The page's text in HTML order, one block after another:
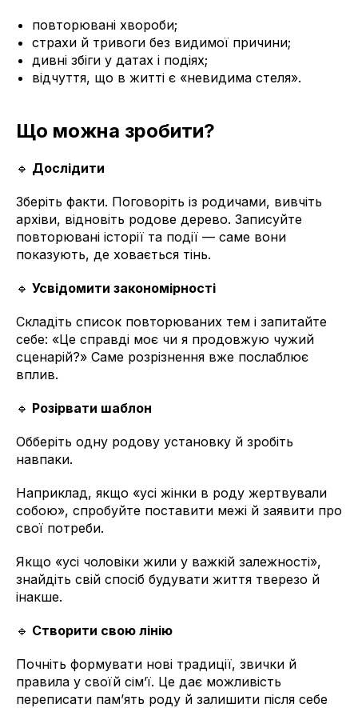
повторювані хвороби;
страхи й тривоги без видимої причини;
дивні збіги у датах і подіях;
відчуття, що в житті є «невидима стеля».
Що можна зробити?
🔹 Дослідити
Зберіть факти. Поговоріть із родичами, вивчіть
архіви, відновіть родове дерево. Записуйте
повторювані історії та події — саме вони
показують, де ховається тінь.
🔹 Усвідомити закономірності
Складіть список повторюваних тем і запитайте
себе: «Це справді моє чи я продовжую чужий
сценарій?» Саме розрізнення вже послаблює
вплив.
🔹 Розірвати шаблон
Обберіть одну родову установку й зробіть
навпаки.
Наприклад, якщо «усі жінки в роду жертвували
собою», спробуйте поставити межі й заявити про
свої потреби.
Якщо «усі чоловіки жили у важкій залежності»,
знайдіть свій спосіб будувати життя тверезо й
інакше.
🔹 Створити свою лінію
Почніть формувати нові традиції, звички й
правила у своїй сім’ї. Це дає можливість
переписати пам’ять роду й залишити після себе